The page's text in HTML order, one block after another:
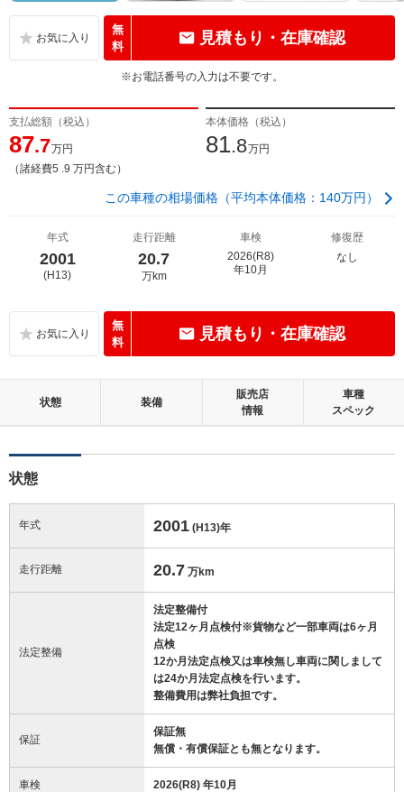
無
料
見積もり・在庫確認
※お電話番号の入力は不要です。
支払総額（税込）
87.7万円
（諸経費5 .9 万円含む）
本体価格（税込）
81.8万円
この車種の相場価格（平均本体価格：140万円）
年式
2001
(H13)
走行距離
20.7
万km
車検
2026(R8)
年10月
修復歴
なし
無
料
見積もり・在庫確認
状態 装備
販売店
情報
車種
スペック
状態
年式 2001 (H13)年
走行距離 20.7 万km
法定整備
法定整備付
法定12ヶ月点検付※貨物など一部車両は6ヶ月
点検
12か月法定点検又は車検無し車両に関しまして
は24か月法定点検を行います。
整備費用は弊社負担です。
保証
保証無
無償・有償保証とも無となります。
車検 2026(R8) 年10月